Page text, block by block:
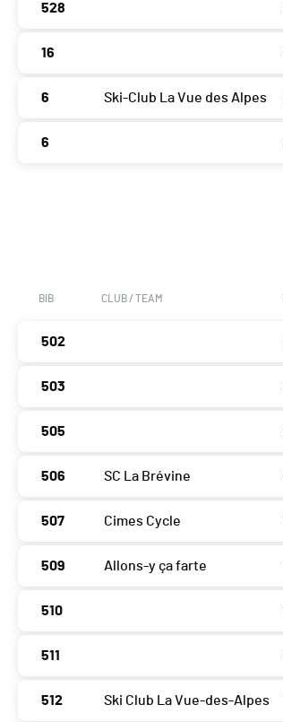
528
16
6 Ski-Club La Vue des Alpes
6
BIB CLUB / TEAM
502
503
505
506 SC La Brévine
507 Cimes Cycle
509 Allons-y ça farte
510
511
512 Ski Club La Vue-des-Alpes